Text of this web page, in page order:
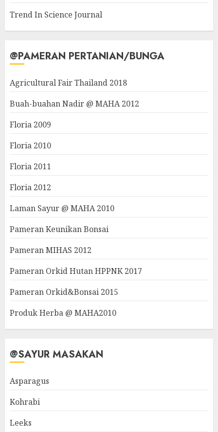
Trend In Science Journal
@PAMERAN PERTANIAN/BUNGA
Agricultural Fair Thailand 2018
Buah-buahan Nadir @ MAHA 2012
Floria 2009
Floria 2010
Floria 2011
Floria 2012
Laman Sayur @ MAHA 2010
Pameran Keunikan Bonsai
Pameran MIHAS 2012
Pameran Orkid Hutan HPPNK 2017
Pameran Orkid&Bonsai 2015
Produk Herba @ MAHA2010
@SAYUR MASAKAN
Asparagus
Kohrabi
Leeks